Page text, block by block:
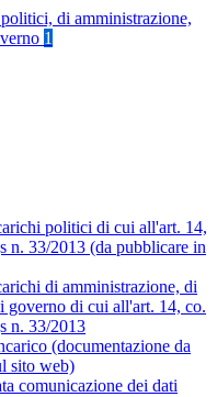
di amministrazione,
1
politici di cui all'art. 14,
n. 33/2013 (da pubblicare in
di amministrazione, di
governo di cui all'art. 14, co.
n. 33/2013
(documentazione da
sito web)
comunicazione dei dati